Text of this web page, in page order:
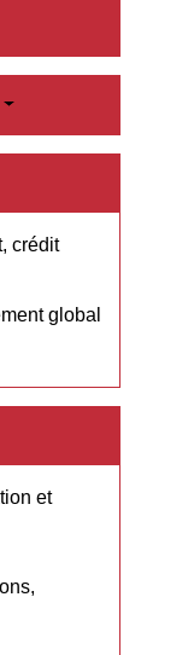
crédit
global
et